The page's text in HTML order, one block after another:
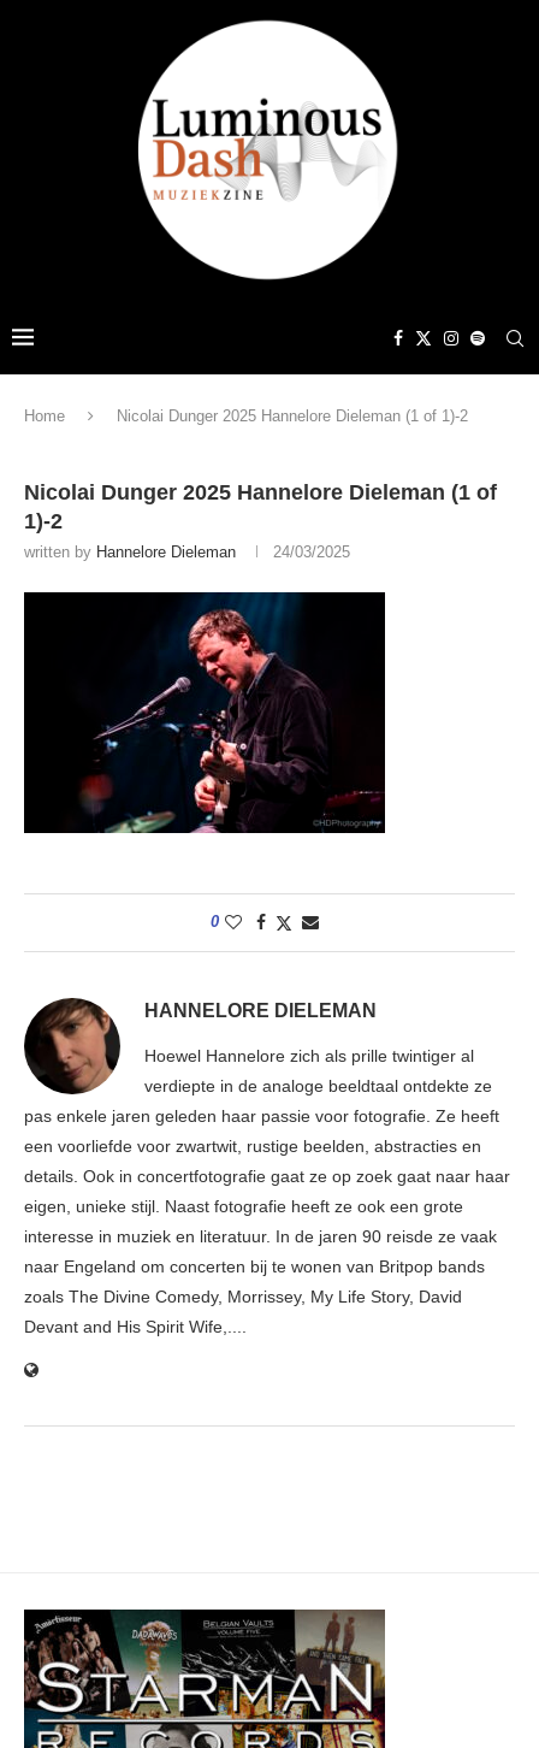
Home Nicolai Dunger 2025 Hannelore Dieleman (1 of 1)-2
Nicolai Dunger 2025 Hannelore Dieleman (1 of
1)-2
written by Hannelore Dieleman 24/03/2025
0
HANNELORE DIELEMAN
Hoewel Hannelore zich als prille twintiger al
verdiepte in de analoge beeldtaal ontdekte ze
pas enkele jaren geleden haar passie voor fotografie. Ze heeft
een voorliefde voor zwartwit, rustige beelden, abstracties en
details. Ook in concertfotografie gaat ze op zoek gaat naar haar
eigen, unieke stijl. Naast fotografie heeft ze ook een grote
interesse in muziek en literatuur. In de jaren 90 reisde ze vaak
naar Engeland om concerten bij te wonen van Britpop bands
zoals The Divine Comedy, Morrissey, My Life Story, David
Devant and His Spirit Wife,....